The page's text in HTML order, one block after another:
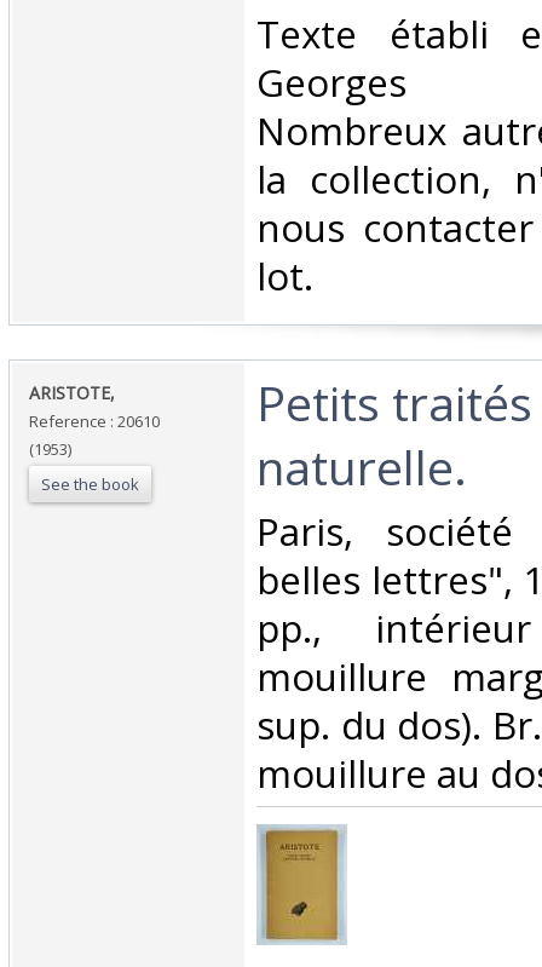
‎Texte établi
Georges
Nombreux
la collection,
nous
lot.‎
‎ARISTOTE,‎
Reference : 20610
(1953)
See the book
‎Petits
naturelle.‎
‎Paris,
belles lettres",
pp.,
mouillure
sup. du dos).
mouillure au